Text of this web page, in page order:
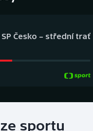
Gymnastika
SP Česko – střední trať
sportu